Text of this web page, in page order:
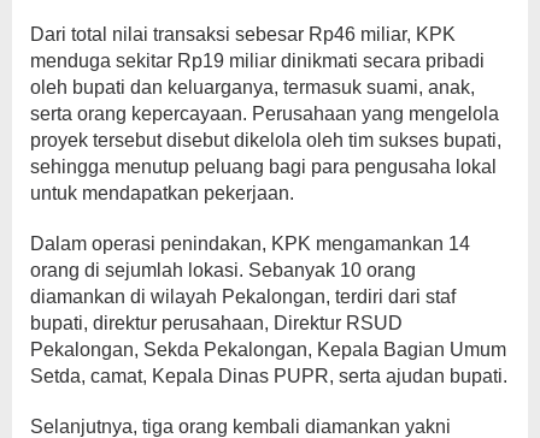
Dari total nilai transaksi sebesar Rp46 miliar, KPK
menduga sekitar Rp19 miliar dinikmati secara pribadi
oleh bupati dan keluarganya, termasuk suami, anak,
serta orang kepercayaan. Perusahaan yang mengelola
proyek tersebut disebut dikelola oleh tim sukses bupati,
sehingga menutup peluang bagi para pengusaha lokal
untuk mendapatkan pekerjaan.
Dalam operasi penindakan, KPK mengamankan 14
orang di sejumlah lokasi. Sebanyak 10 orang
diamankan di wilayah Pekalongan, terdiri dari staf
bupati, direktur perusahaan, Direktur RSUD
Pekalongan, Sekda Pekalongan, Kepala Bagian Umum
Setda, camat, Kepala Dinas PUPR, serta ajudan bupati.
Selanjutnya, tiga orang kembali diamankan yakni